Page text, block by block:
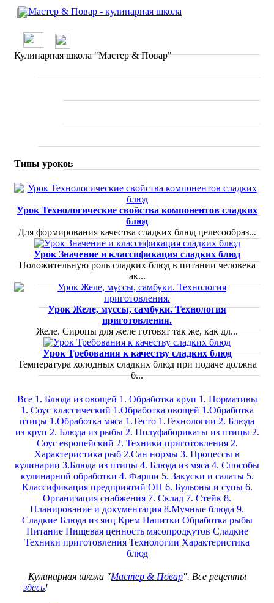
О проекте
Статьи
Отзывы о ресторанах
Специалисты
Фото
Видео
Вопрос Шеф-повару
Sous Vide. Су Вид
Калькулятор калорий
Кулинарная школа "Мастер & Повар"
Типы уроков
Урок Технологические свойства компонентов сладких
блюд
Для формирования качества сладких блюд целесообраз...
Урок Значение и классификация сладких блюд
Положительную роль сладких блюд в питании человека
ак...
Урок Желе, муссы, самбуки. Технология
приготовления.
Желе. Сиропы для желе готовят так же, как дл...
Урок Требования к качеству сладких блюд
Температура холодных сладких блюд при подаче должна
б...
Все 1. Блюда из овощей 1. Обработка круп 1. Нормативы
1. Соус классический 1.Обработка овощей 1.Обработка
птицы 1.Обработка мяса 1.Тесто 1.Технологии 2. Блюда
из круп 2. Блюда из рыбы 2. Полуфаборикаты из птицы 2.
Соус европейский 2. Техники приготовления 2.
Характеристика рыб 2.Сан нормы 3. Процессы в
кулинарии 3.Блюда из птицы 4. Блюда из мяса 4. Способы
кулинарной обработки 4. Фарши 5. Закуски и салаты 5.
Классификация предприятий ОП 6. Бульоны и супы 6.
Организация снабжения 7. Склад 7. Стейк 8.
Планирование и документация 8.Мучные блюда 9.
Сладкие Блюда из яиц Крем Напитки Обработка рыбы
Питание Пищевая ценность мясопродкутов Сладкие
Техники приготовления Технологии Характеристика
блюд
Кулинарная школа "Мастер & Повар". Все рецепты
здесь!